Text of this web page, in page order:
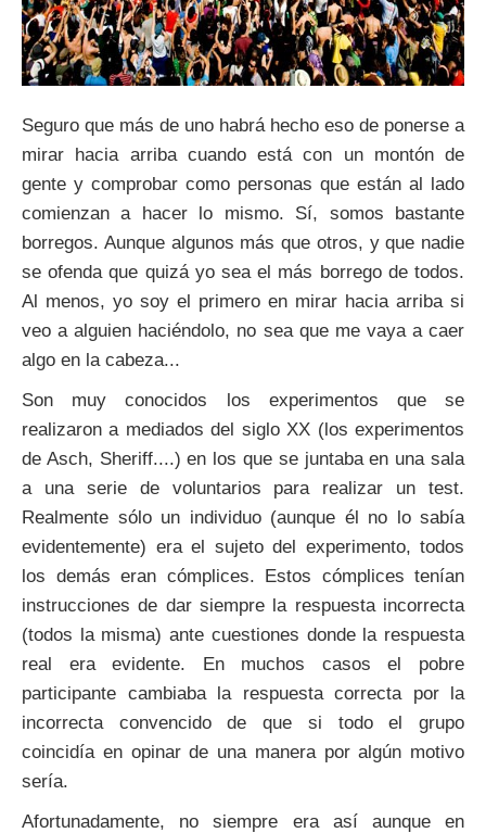
Seguro que más de uno habrá hecho eso de ponerse a
mirar hacia arriba cuando está con un montón de
gente y comprobar como personas que están al lado
comienzan a hacer lo mismo. Sí, somos bastante
borregos. Aunque algunos más que otros, y que nadie
se ofenda que quizá yo sea el más borrego de todos.
Al menos, yo soy el primero en mirar hacia arriba si
veo a alguien haciéndolo, no sea que me vaya a caer
algo en la cabeza...
Son muy conocidos los experimentos que se
realizaron a mediados del siglo XX (los experimentos
de Asch, Sheriff....) en los que se juntaba en una sala
a una serie de voluntarios para realizar un test.
Realmente sólo un individuo (aunque él no lo sabía
evidentemente) era el sujeto del experimento, todos
los demás eran cómplices. Estos cómplices tenían
instrucciones de dar siempre la respuesta incorrecta
(todos la misma) ante cuestiones donde la respuesta
real era evidente. En muchos casos el pobre
participante cambiaba la respuesta correcta por la
incorrecta convencido de que si todo el grupo
coincidía en opinar de una manera por algún motivo
sería.
Afortunadamente, no siempre era así aunque en